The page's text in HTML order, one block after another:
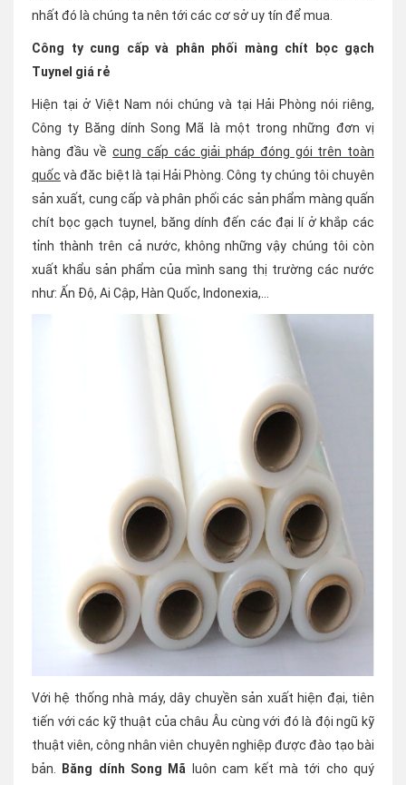
nhất đó là chúng ta nên tới các cơ sở uy tín để mua.
Công ty cung cấp và phân phối màng chít bọc gạch
Tuynel giá rẻ
Hiện tại ở Việt Nam nói chúng và tại Hải Phòng nói riêng,
Công ty Băng dính Song Mã là một trong những đơn vị
hàng đầu vềcung cấp các giải pháp đóng gói trên toàn
quốc và đăc biệt là tại Hải Phòng. Công ty chúng tôi chuyên
sản xuất, cung cấp và phân phối các sản phẩm màng quấn
chít bọc gạch tuynel, băng dính đến các đại lí ở khắp các
tỉnh thành trên cả nước, không những vậy chúng tôi còn
xuất khẩu sản phẩm của mình sang thị trường các nước
như: Ấn Độ, Ai Cập, Hàn Quốc, Indonexia,...
Với hệ thống nhà máy, dây chuyền sản xuất hiện đại, tiên
tiến với các kỹ thuật của châu Âu cùng với đó là đội ngũ kỹ
thuật viên, công nhân viên chuyên nghiệp được đào tạo bài
bản.
Băng dính Song Mã luôn cam kết mà tới cho quý